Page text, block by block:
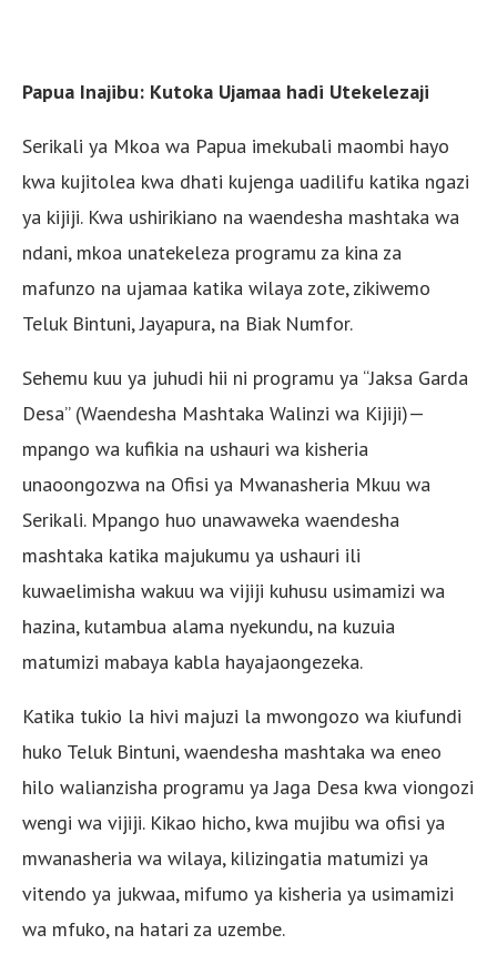
Papua Inajibu: Kutoka Ujamaa hadi Utekelezaji
Serikali ya Mkoa wa Papua imekubali maombi hayo
kwa kujitolea kwa dhati kujenga uadilifu katika ngazi
ya kijiji. Kwa ushirikiano na waendesha mashtaka wa
ndani, mkoa unatekeleza programu za kina za
mafunzo na ujamaa katika wilaya zote, zikiwemo
Teluk Bintuni, Jayapura, na Biak Numfor.
Sehemu kuu ya juhudi hii ni programu ya “Jaksa Garda
Desa” (Waendesha Mashtaka Walinzi wa Kijiji)—
mpango wa kufikia na ushauri wa kisheria
unaoongozwa na Ofisi ya Mwanasheria Mkuu wa
Serikali. Mpango huo unawaweka waendesha
mashtaka katika majukumu ya ushauri ili
kuwaelimisha wakuu wa vijiji kuhusu usimamizi wa
hazina, kutambua alama nyekundu, na kuzuia
matumizi mabaya kabla hayajaongezeka.
Katika tukio la hivi majuzi la mwongozo wa kiufundi
huko Teluk Bintuni, waendesha mashtaka wa eneo
hilo walianzisha programu ya Jaga Desa kwa viongozi
wengi wa vijiji. Kikao hicho, kwa mujibu wa ofisi ya
mwanasheria wa wilaya, kilizingatia matumizi ya
vitendo ya jukwaa, mifumo ya kisheria ya usimamizi
wa mfuko, na hatari za uzembe.